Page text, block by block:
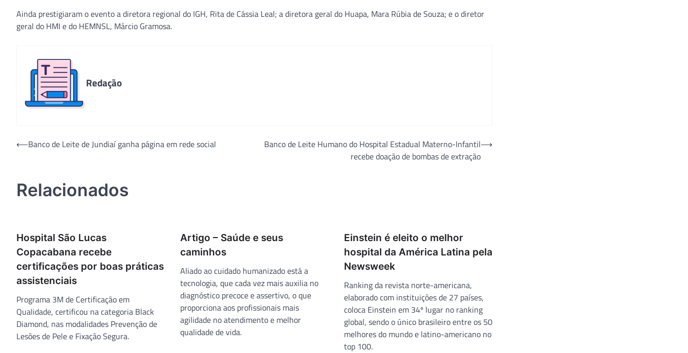
Ainda prestigiaram o evento a diretora regional do IGH, Rita de Cássia Leal; a diretora geral do Huapa, Mara Rúbia de Souza; e o diretor
geral do HMI e do HEMNSL, Márcio Gramosa.
Redação
Navegação
⟵Banco de Leite de Jundiaí ganha página em rede social
Banco de Leite Humano do Hospital Estadual Materno-Infantil
recebe doação de bombas de extração
⟶
Relacionados
Hospital São Lucas
Copacabana recebe
certificações por boas práticas
assistenciais
Programa 3M de Certificação em
Qualidade, certificou na categoria Black
Diamond, nas modalidades Prevenção de
Lesões de Pele e Fixação Segura.
Artigo – Saúde e seus
caminhos
Aliado ao cuidado humanizado está a
tecnologia, que cada vez mais auxilia no
diagnóstico precoce e assertivo, o que
proporciona aos profissionais mais
agilidade no atendimento e melhor
qualidade de vida.
Einstein é eleito o melhor
hospital da América Latina pela
Newsweek
Ranking da revista norte-americana,
elaborado com instituições de 27 países,
coloca Einstein em 34º lugar no ranking
global, sendo o único brasileiro entre os 50
melhores do mundo e latino-americano no
top 100.